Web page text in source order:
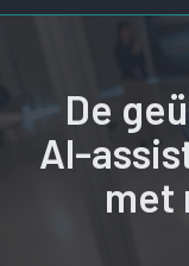
De
AI-
met